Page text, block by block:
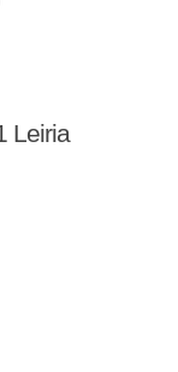
Leiria